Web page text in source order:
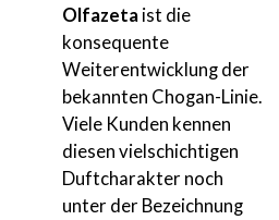
Olfazeta ist die
konsequente
Weiterentwicklung der
bekannten Chogan-Linie.
Viele Kunden kennen
diesen vielschichtigen
Duftcharakter noch
unter der Bezeichnung